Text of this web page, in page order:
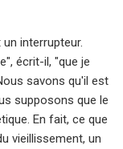
interrupteur.
écrit-il, "que je
savons qu'il est
supposons que le
En fait, ce que
vieillissement, un